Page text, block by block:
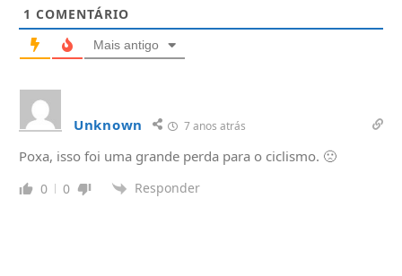
1 COMENTÁRIO
Mais antigo
Unknown 7 anos atrás
Poxa, isso foi uma grande perda para o ciclismo. 🙁
0 0 Responder